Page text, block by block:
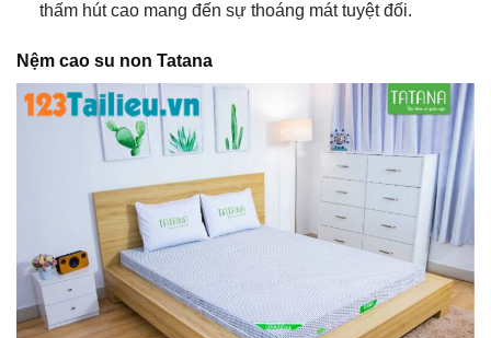
thấm hút cao mang đến sự thoáng mát tuyệt đối.
Nệm cao su non Tatana